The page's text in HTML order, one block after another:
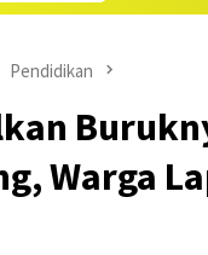
Pendidikan
Warga